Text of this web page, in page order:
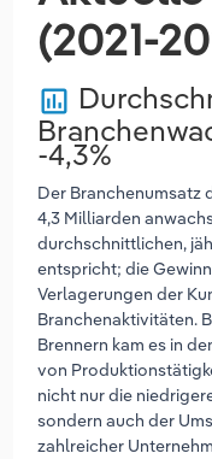
(2021-
poll
-4,3%
Der Branchenumsatz
4,3 Milliarden
durchschnittlichen,
entspricht; die
Verlagerungen der
Branchenaktivitäten.
Brennern kam es in
von
nicht nur die
sondern auch der
zahlreicher